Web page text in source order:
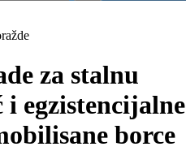
za stalnu
i egzistencijalne
borce